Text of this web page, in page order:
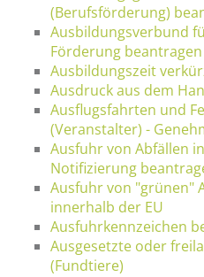
(Berufsförderung)
Ausbildungsverbund
Förderung beantragen
Ausbildungszeit
Ausdruck aus dem
Ausflugsfahrten und
(Veranstalter) -
Ausfuhr von Abfällen
Notifizierung
Ausfuhr von "grünen"
innerhalb der EU
Ausfuhrkennzeichen
Ausgesetzte oder
(Fundtiere)